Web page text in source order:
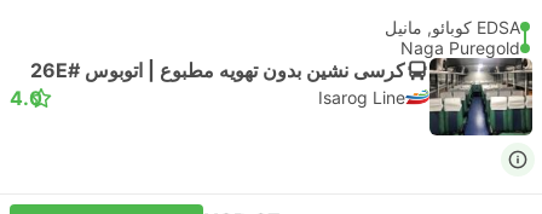
EDSA کوبائو, مانیل
Naga Puregold
کرسی نشین بدون تهویه مطبوع | اتوبوس #26E
Isarog Line
4.0